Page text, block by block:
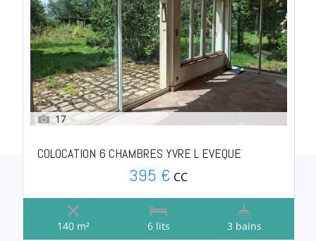
17
COLOCATION 6 CHAMBRES YVRE L EVEQUE
395 € CC
140 m² 6 lits 3 bains